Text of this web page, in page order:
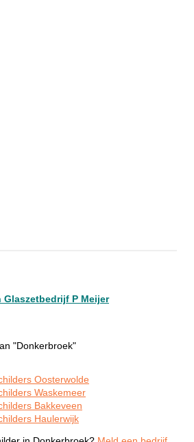
Glaszetbedrijf P Meijer
"Donkerbroek"
Oosterwolde
Waskemeer
Bakkeveen
Haulerwijk